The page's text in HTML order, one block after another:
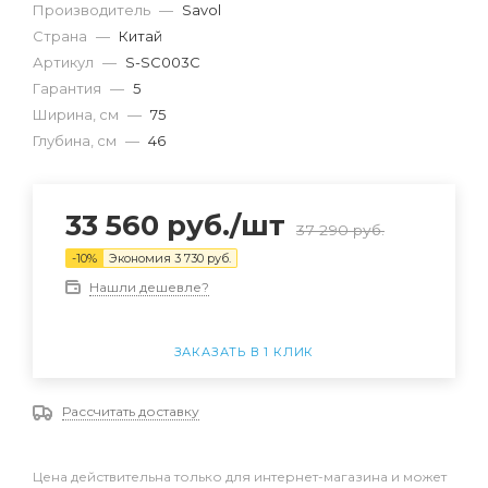
Производитель — Savol
Страна — Китай
Артикул — S-SC003C
Гарантия — 5
Ширина, см — 75
Глубина, см — 46
33 560 руб./шт 37 290руб.
-10% Экономия 3 730 руб.
Нашли дешевле?
ЗАКАЗАТЬ В 1 КЛИК
Рассчитать доставку
Цена действительна только для интернет-магазина и может